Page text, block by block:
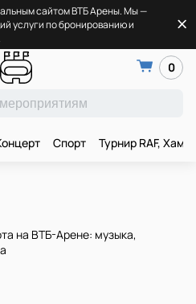
сайтом ВТБ Арены. Мы —
услуги по бронированию и
0
Спорт Турнир RAF,
на ВТБ-Арене: музыка,